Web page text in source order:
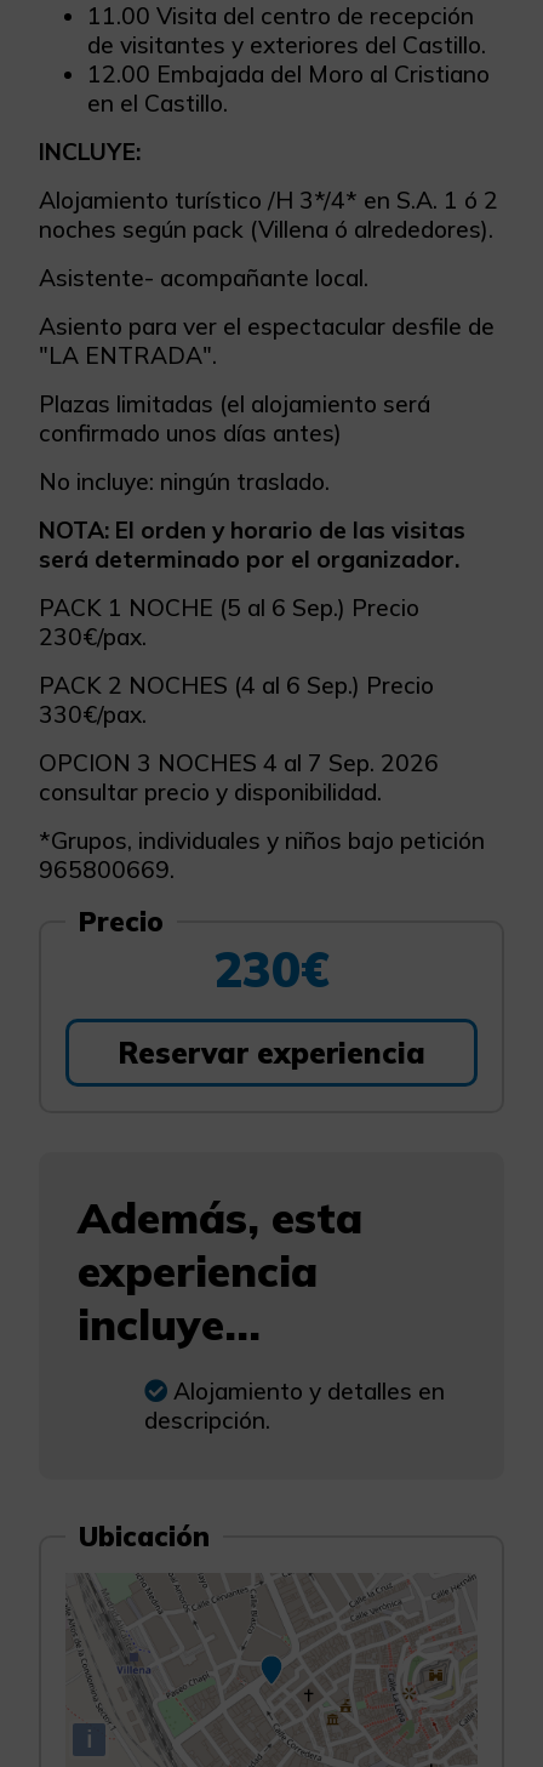
11.00 Visita del centro de recepción
de visitantes y exteriores del Castillo.
12.00 Embajada del Moro al Cristiano
en el Castillo.
INCLUYE:
Alojamiento turístico /H 3*/4* en S.A. 1 ó 2
noches según pack (Villena ó alrededores).
Asistente- acompañante local.
Asiento para ver el espectacular desfile de
"LA ENTRADA".
Plazas limitadas (el alojamiento será
confirmado unos días antes)
No incluye: ningún traslado.
NOTA: El orden y horario de las visitas
será determinado por el organizador.
PACK 1 NOCHE (5 al 6 Sep.) Precio
230€/pax.
PACK 2 NOCHES (4 al 6 Sep.) Precio
330€/pax.
OPCION 3 NOCHES 4 al 7 Sep. 2026
consultar precio y disponibilidad.
*Grupos, individuales y niños bajo petición
965800669.
Precio
230€
Reservar experiencia
Además, esta
experiencia
incluye...
Alojamiento y detalles en
descripción.
Ubicación
i